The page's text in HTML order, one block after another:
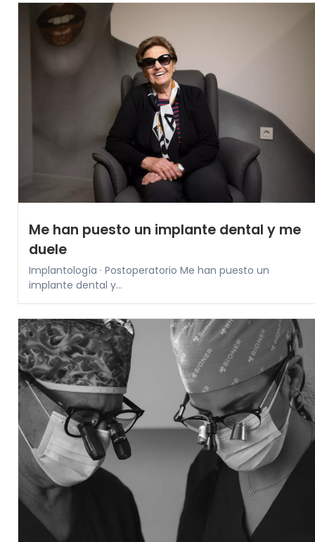
Me han puesto un implante dental y me
duele
Implantología · Postoperatorio Me han puesto un
implante dental y...